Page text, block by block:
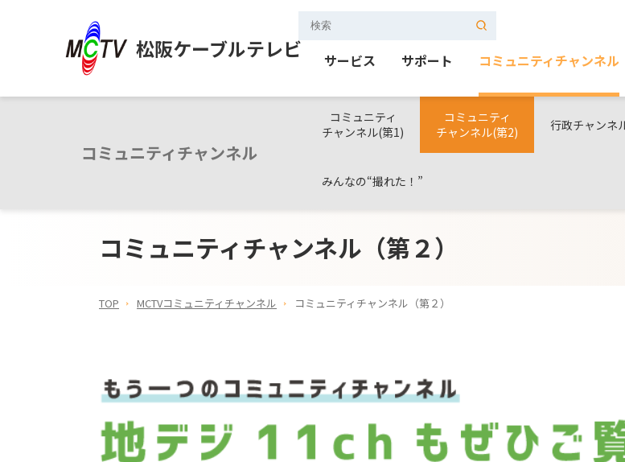
松阪ケーブルテレビ サービス サポート コミュニティチャンネル
コミュニティチャンネル
コミュニティ
チャンネル(第1)
コミュニティ
チャンネル(第2)
行政チャンネ
みんなの“撮れた！”
コミュニティチャンネル（第２）
TOP MCTVコミュニティチャンネル コミュニティチャンネル（第２）